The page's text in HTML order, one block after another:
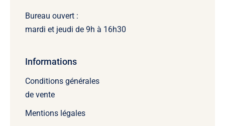
Bureau ouvert :
mardi et jeudi de 9h à 16h30
Informations
Conditions générales
de vente
Mentions légales